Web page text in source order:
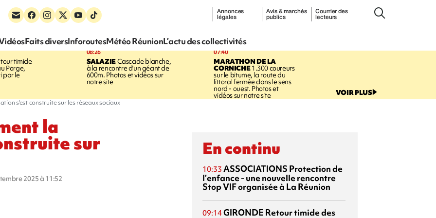
Annonces
légales
Avis & marchés
publics
Courrier des
lecteurs
Faits diversInforoutesMétéo RéunionL’actu des collectivités
timide
Porge,
par le
08:26
SALAZIECascade blanche,
à la rencontre d'un géant de
600m. Photos et vidéos sur
notre site
07:40
MARATHON DE LA
CORNICHE1.300 coureurs
sur le bitume, la route du
littoral fermée dans le sens
nord - ouest. Photos et
vidéos sur notre site VOIR PLUS
s'est construite sur les réseaux sociaux
la
sur
2025 à 11:52
En continu
10:33 ASSOCIATIONS Protection de
l’enfance - une nouvelle rencontre
Stop VIF organisée à La Réunion
09:14GIRONDE Retour timide des